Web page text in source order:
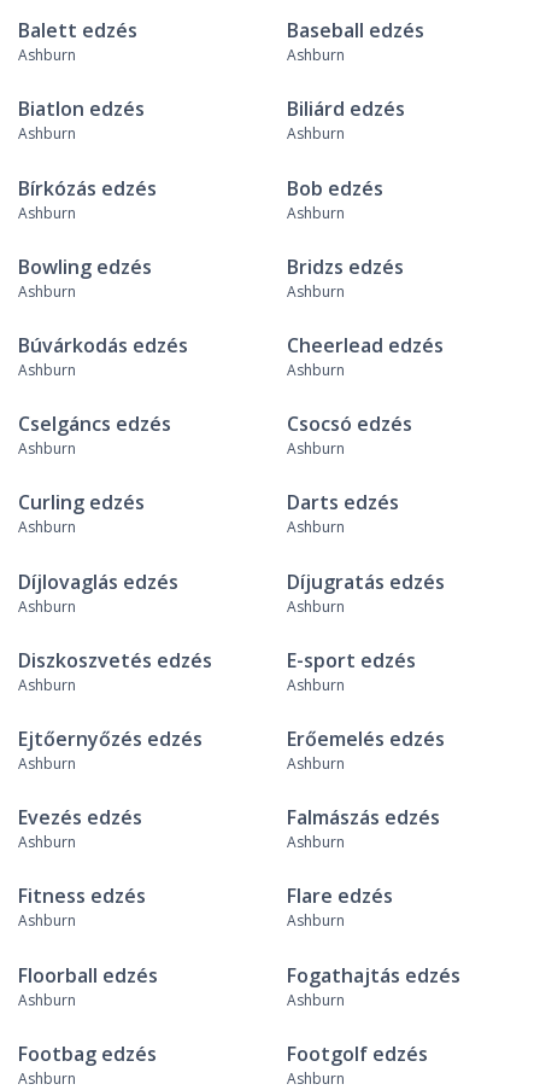
Balett edzés
Ashburn
Baseball edzés
Ashburn
Biatlon edzés
Ashburn
Biliárd edzés
Ashburn
Bírkózás edzés
Ashburn
Bob edzés
Ashburn
Bowling edzés
Ashburn
Bridzs edzés
Ashburn
Búvárkodás edzés
Ashburn
Cheerlead edzés
Ashburn
Cselgáncs edzés
Ashburn
Csocsó edzés
Ashburn
Curling edzés
Ashburn
Darts edzés
Ashburn
Díjlovaglás edzés
Ashburn
Díjugratás edzés
Ashburn
Diszkoszvetés edzés
Ashburn
E-sport edzés
Ashburn
Ejtőernyőzés edzés
Ashburn
Erőemelés edzés
Ashburn
Evezés edzés
Ashburn
Falmászás edzés
Ashburn
Fitness edzés
Ashburn
Flare edzés
Ashburn
Floorball edzés
Ashburn
Fogathajtás edzés
Ashburn
Footbag edzés
Ashburn
Footgolf edzés
Ashburn